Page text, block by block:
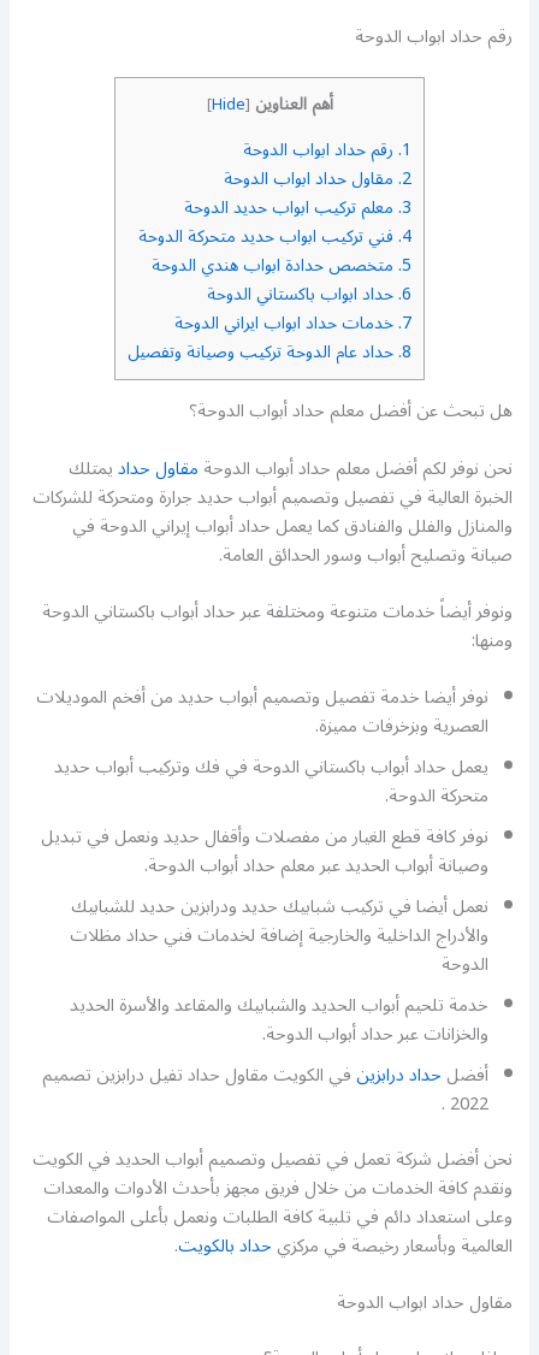
رقم حداد ابواب الدوحة
أهم العناوين [
Hide
]
1. رقم حداد ابواب الدوحة
2. مقاول حداد ابواب الدوحة
3. معلم تركيب ابواب حديد الدوحة
4. فني تركيب ابواب حديد متحركة الدوحة
5. متخصص حدادة ابواب هندي الدوحة
6. حداد ابواب باكستاني الدوحة
7. خدمات حداد ابواب ايراني الدوحة
8. حداد عام الدوحة تركيب وصيانة وتفصيل
هل تبحث عن أفضل معلم حداد أبواب الدوحة؟
نحن نوفر لكم أفضل معلم حداد أبواب الدوحةمقاول حداديمتلك
الخبرة العالية في تفصيل وتصميم أبواب حديد جرارة ومتحركة للشركات
والمنازل والفلل والفنادق كما يعمل حداد أبواب إيراني الدوحة في
صيانة وتصليح أبواب وسور الحدائق العامة.
ونوفر أيضاً خدمات متنوعة ومختلفة عبر حداد أبواب باكستاني الدوحة
ومنها:
نوفر أيضا خدمة تفصيل وتصميم أبواب حديد من أفخم الموديلات
العصرية وبزخرفات مميزة.
يعمل حداد أبواب باكستاني الدوحة في فك وتركيب أبواب حديد
متحركة الدوحة.
نوفر كافة قطع الغيار من مفصلات وأقفال حديد ونعمل في تبديل
وصيانة أبواب الحديد عبر معلم حداد أبواب الدوحة.
نعمل أيضا في تركيب شبابيك حديد ودرابزين حديد للشبابيك
والأدراج الداخلية والخارجية إضافة لخدمات فني حداد مظلات
الدوحة
خدمة تلحيم أبواب الحديد والشبابيك والمقاعد والأسرة الحديد
والخزانات عبر حداد أبواب الدوحة.
أفضلحداد درابزينفي الكويت مقاول حداد تفيل درابزين تصميم
2022 .
نحن أفضل شركة تعمل في تفصيل وتصميم أبواب الحديد في الكويت
ونقدم كافة الخدمات من خلال فريق مجهز بأحدث الأدوات والمعدات
وعلى استعداد دائم في تلبية كافة الطلبات ونعمل بأعلى المواصفات
العالمية وبأسعار رخيصة في مركزيحداد بالكويت.
مقاول حداد ابواب الدوحة